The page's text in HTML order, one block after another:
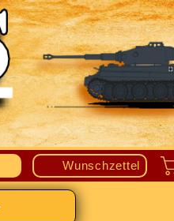
Wunschzettel